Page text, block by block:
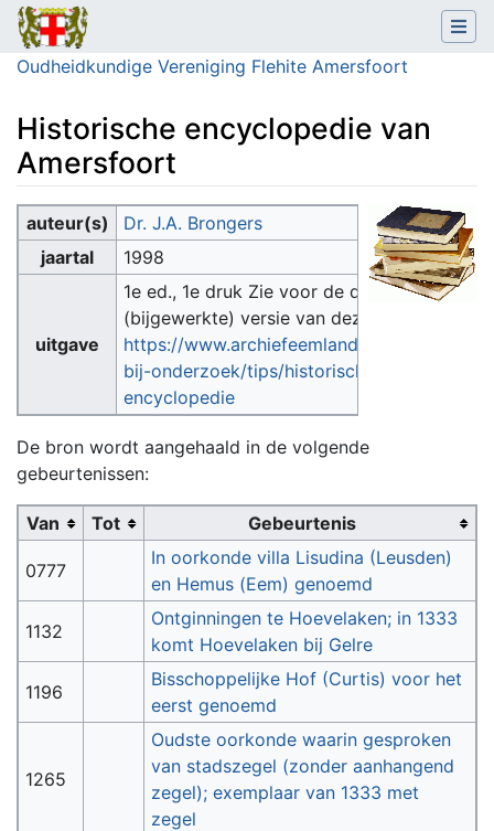
Oudheidkundige Vereniging Flehite Amersfoort
Historische encyclopedie van
Amersfoort
Ga naar:navigatie ,zoeken
auteur(s)
Dr. J.A. Brongers
jaartal
1998
uitgave
1e ed., 1e druk Zie voor de digitale
(bijgewerkte) versie van deze bron:
https://www.archiefeemland.nl/hulp-
bij-onderzoek/tips/historische-
encyclopedie
De bron wordt aangehaald in de volgende
gebeurtenissen:
Van Tot Gebeurtenis
0777
In oorkonde villa Lisudina (Leusden)
en Hemus (Eem) genoemd
1132
Ontginningen te Hoevelaken; in 1333
komt Hoevelaken bij Gelre
1196
Bisschoppelijke Hof (Curtis) voor het
eerst genoemd
1265
Oudste oorkonde waarin gesproken
van stadszegel (zonder aanhangend
zegel); exemplaar van 1333 met
zegel